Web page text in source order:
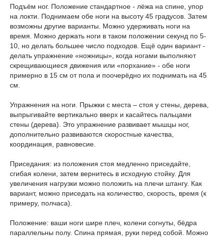
Подъём ног. Положение стандартное - лёжа на спине, упор
на локти. Поднимаем обе ноги на высоту 45 градусов. Затем
возможны другие варианты. Можно удерживать ноги на
время. Можно держать ноги в таком положении секунд по 5-
10, но делать большее число подходов. Ещё один вариант -
делать упражнение «ножницы», когда ногами выполняют
скрещивающиеся движения или «порхание» - обе ноги
примерно в 15 см от пола и поочерёдно их поднимать на 45
см.
Упражнения на ноги. Прыжки с места – стоя у стены, дерева,
выпрыгивайте вертикально вверх и касайтесь пальцами
стены (дерева). Это упражнение развивает мышцы ног,
дополнительно развиваются скоростные качества,
координация, равновесие.
Приседания: из положения стоя медленно приседайте,
сгибая колени, затем вернитесь в исходную стойку. Для
увеличения нагрузки можно положить на плечи штангу. Как
вариант, можно приседать на количество, скорость, время (к
примеру, полчаса).
Положение: ваши ноги шире плеч, колени согнуты, бёдра
параллельны полу. Спина прямая, руки перед собой. Можно